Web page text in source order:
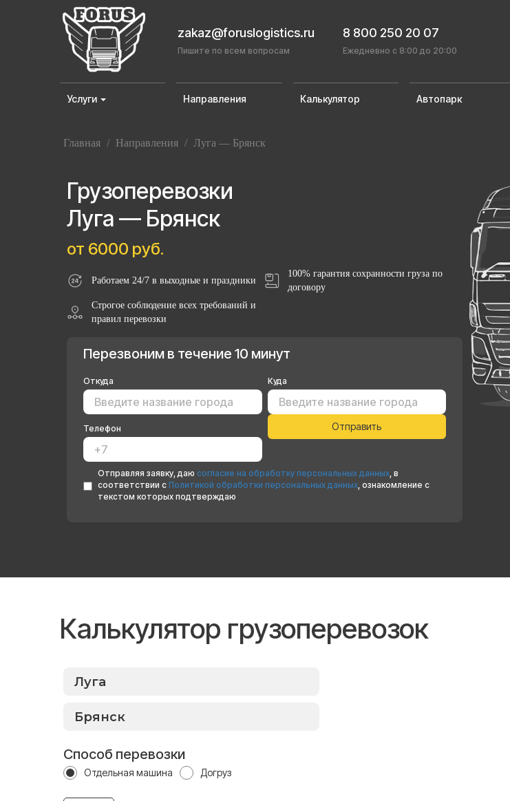
zakaz@foruslogistics.ru
Пишите по всем вопросам
8 800 250 20 07
Ежедневно с 8:00 до 20:00
Услуги Направления Калькулятор Автопарк
Главная / Направления / Луга — Брянск
Грузоперевозки
Луга — Брянск
от 6000 руб.
Работаем 24/7 в выходные и праздники
100% гарантия сохранности груза по
договору
Строгое соблюдение всех требований и
правил перевозки
Перезвоним в течение 10 минут
Откуда Куда
Телефон
Отправляя заявку, даю согласие на обработку персональных данных, в
соответствии с Политикой обработки персональных данных, ознакомление с
текстом которых подтверждаю
Калькулятор грузоперевозок
Способ перевозки
Отдельная машина Догруз